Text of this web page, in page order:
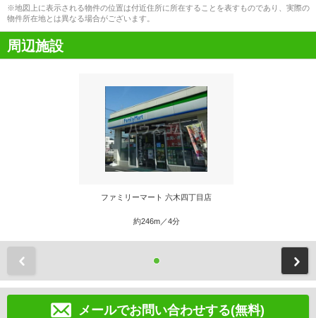
※地図上に表示される物件の位置は付近住所に所在することを表すものであり、実際の
物件所在地とは異なる場合がございます。
周辺施設
ファミリーマート 六木四丁目店
約246m／4分
メールでお問い合わせする(無料)